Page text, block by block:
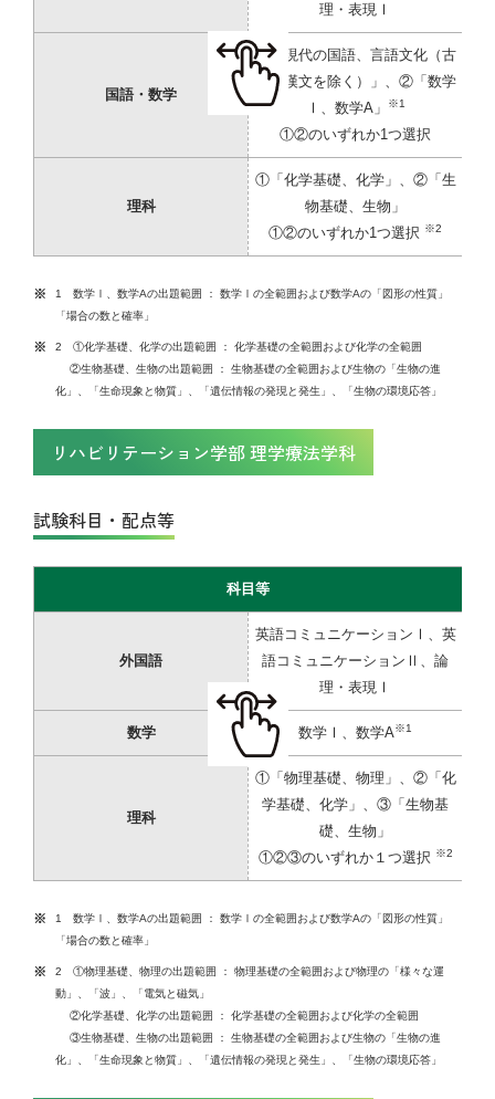
理・表現Ⅰ
国語・数学
①「現代の国語、言語文化（古
文、漢文を除く）」、②「数学
Ⅰ、数学A」
※1
①②のいずれか1つ選択
理科
①「化学基礎、化学」、②「生
物基礎、生物」
①②のいずれか1つ選択 ※2
1 数学Ⅰ、数学Aの出題範囲 ： 数学Ⅰの全範囲および数学Aの「図形の性質」
「場合の数と確率」
2 ①化学基礎、化学の出題範囲 ： 化学基礎の全範囲および化学の全範囲
②生物基礎、生物の出題範囲 ： 生物基礎の全範囲および生物の「生物の進
化」、「生命現象と物質」、「遺伝情報の発現と発生」、「生物の環境応答」
リハビリテーション学部 理学療法学科
試験科目・配点等
科目等
外国語
英語コミュニケーションⅠ、英
語コミュニケーションⅡ、論
理・表現Ⅰ
数学 数学Ⅰ、数学A※1
理科
①「物理基礎、物理」、②「化
学基礎、化学」、③「生物基
礎、生物」
①②③のいずれか１つ選択 ※2
1 数学Ⅰ、数学Aの出題範囲 ： 数学Ⅰの全範囲および数学Aの「図形の性質」
「場合の数と確率」
2 ①物理基礎、物理の出題範囲 ： 物理基礎の全範囲および物理の「様々な運
動」、「波」、「電気と磁気」
②化学基礎、化学の出題範囲 ： 化学基礎の全範囲および化学の全範囲
③生物基礎、生物の出題範囲 ： 生物基礎の全範囲および生物の「生物の進
化」、「生命現象と物質」、「遺伝情報の発現と発生」、「生物の環境応答」